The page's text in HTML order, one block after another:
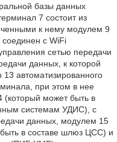
базы данных
7 состоит из
к нему модулем 9
с WiFi
сетью передачи
данных, к которой
автоматизированного
при этом в нее
(который может быть в
системам УДИС), с
данных, модулем 15
в составе шлюз ЦСС) и